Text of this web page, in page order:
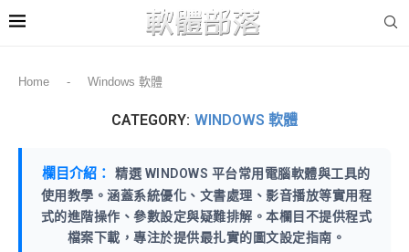
Home - Windows 軟體
CATEGORY: WINDOWS 軟體
欄目介紹：
精選 WINDOWS 平台常用電腦軟體與工具的
使用教學。涵蓋系統優化、文書處理、影音播放等實用程
式的進階操作、參數設定與疑難排解。本欄目不提供程式
檔案下載，專注於提供最扎實的圖文設定指南。